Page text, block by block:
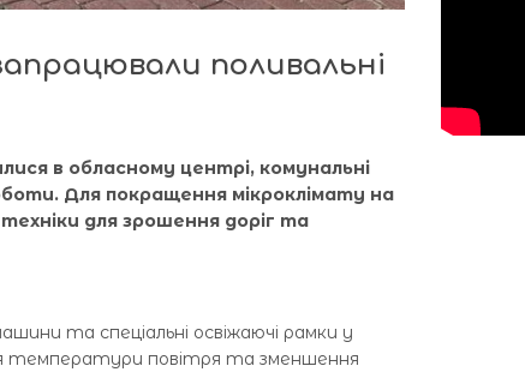
поливальні
в обласному центрі, комунальні
Для покращення мікроклімату на
для зрошення доріг та
та спеціальні освіжаючі рамки у
температури повітря та зменшення